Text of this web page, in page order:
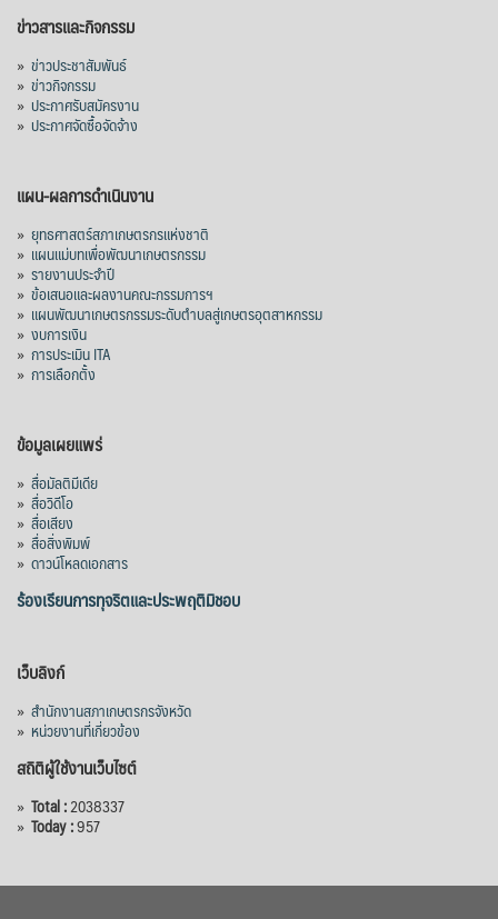
ข่าวสารและกิจกรรม
» ข่าวประชาสัมพันธ์
» ข่าวกิจกรรม
» ประกาศรับสมัครงาน
» ประกาศจัดซื้อจัดจ้าง
แผน-ผลการดำเนินงาน
» ยุทธศาสตร์สภาเกษตรกรแห่งชาติ
» แผนแม่บทเพื่อพัฒนาเกษตรกรรม
» รายงานประจำปี
» ข้อเสนอและผลงานคณะกรรมการฯ
» แผนพัฒนาเกษตรกรรมระดับตำบลสู่เกษตรอุตสาหกรรม
» งบการเงิน
» การประเมิน ITA
» การเลือกตั้ง
ข้อมูลเผยแพร่
» สื่อมัลติมีเดีย
» สื่อวิดีโอ
» สื่อเสียง
» สื่อสิ่งพิมพ์
» ดาวน์โหลดเอกสาร
ร้องเรียนการทุจริตและประพฤติมิชอบ
เว็บลิงก์
» สำนักงานสภาเกษตรกรจังหวัด
» หน่วยงานที่เกี่ยวข้อง
สถิติผู้ใช้งานเว็บไซต์
» Total :2038337
» Today :957